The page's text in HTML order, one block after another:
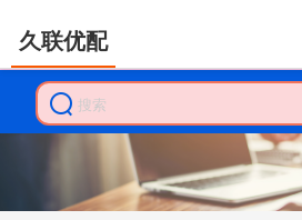
久联优配